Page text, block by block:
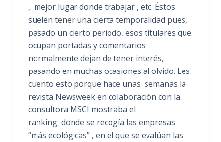
, mejor lugar donde trabajar , etc. Éstos
suelen tener una cierta temporalidad pues,
pasado un cierto periodo, esos titulares que
ocupan portadas y comentarios
normalmente dejan de tener interés,
pasando en muchas ocasiones al olvido. Les
cuento esto porque hace unas semanas la
revista Newsweek en colaboración con la
consultora MSCI mostraba el
ranking donde se recogía las empresas
“más ecológicas” , en el que se evalúan las